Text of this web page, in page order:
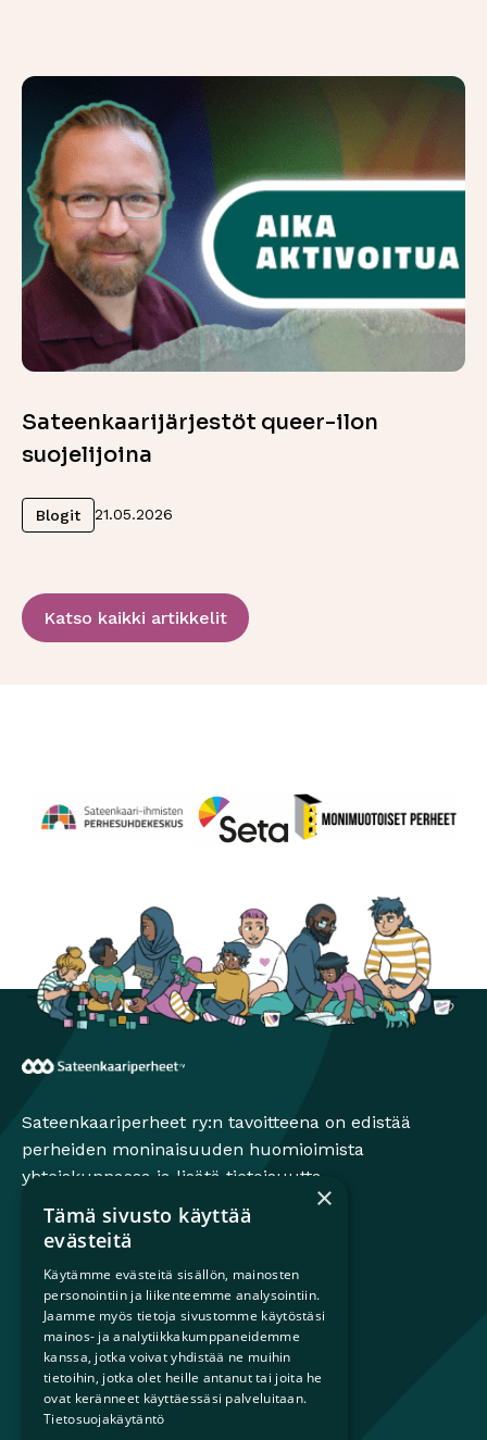
Sateenkaarijärjestöt queer-ilon
suojelijoina
Blogit 21.05.2026
Katso kaikki artikkelit
Sateenkaariperheet ry:n tavoitteena on edistää
perheiden moninaisuuden huomioimista
yhteiskunnassa ja lisätä tietoisuutta
sateenkaariperheistä.
Mikä on sateenkaariperhe?
Perheestä haaveileville
Lapsiperheille
Ammattilaisille
Päättäjille
×
Tämä sivusto käyttää
evästeitä
Käytämme evästeitä sisällön, mainosten
personointiin ja liikenteemme analysointiin.
Jaamme myös tietoja sivustomme käytöstäsi
mainos- ja analytiikkakumppaneidemme
kanssa, jotka voivat yhdistää ne muihin
tietoihin, jotka olet heille antanut tai joita he
ovat keränneet käyttäessäsi palveluitaan.
Tietosuojakäytäntö